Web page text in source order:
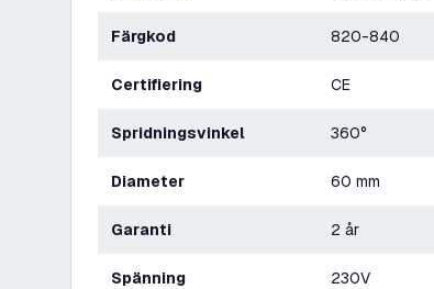
Färgkod 820-840
Certifiering CE
Spridningsvinkel 360°
Diameter 60 mm
Garanti 2 år
Spänning 230V